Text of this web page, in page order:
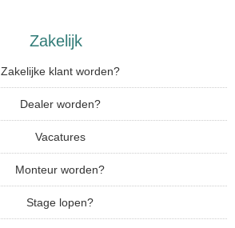
Zakelijk
Zakelijke klant worden?
Dealer worden?
Vacatures
Monteur worden?
Stage lopen?